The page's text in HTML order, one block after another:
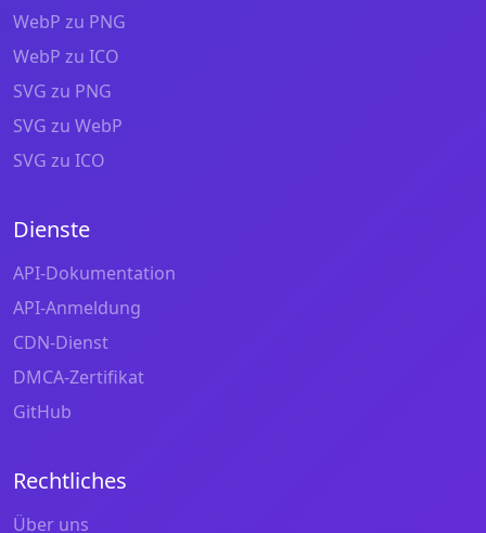
WebP zu PNG
WebP zu ICO
SVG zu PNG
SVG zu WebP
SVG zu ICO
Dienste
API-Dokumentation
API-Anmeldung
CDN-Dienst
DMCA-Zertifikat
GitHub
Rechtliches
Über uns